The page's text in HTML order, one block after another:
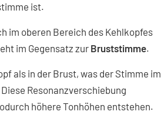
ist.
im oberen Bereich des Kehlkopfes
im Gegensatz zurBruststimme.
als in der Brust, was der Stimme im
Resonanzverschiebung
höhere Tonhöhen entstehen.